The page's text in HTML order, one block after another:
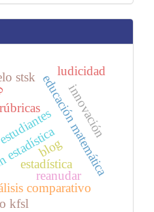
estudiantes
reanudar
educación matemática
comparativo
stsk
kfsl
ludicidad
rúbricas
estadística
innovación
blog